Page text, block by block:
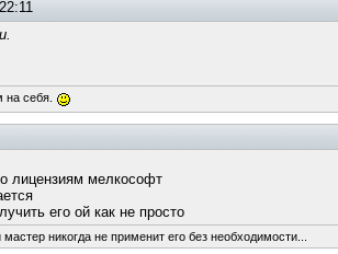
себя.
лицензиям мелкософт
его ой как не просто
никогда не применит его без необходимости...